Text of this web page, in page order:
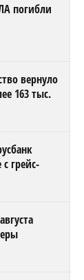
погибли
вернуло
163 тыс.
грейс-